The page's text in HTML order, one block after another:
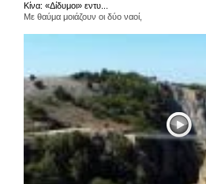
Κίνα: «Δίδυμοι» εντυ...
Με θαύμα μοιάζουν οι δύο ναοί,